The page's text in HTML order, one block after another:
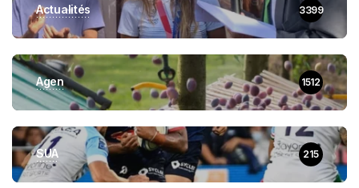
Actualités 3399
Agen 1512
SUA 215